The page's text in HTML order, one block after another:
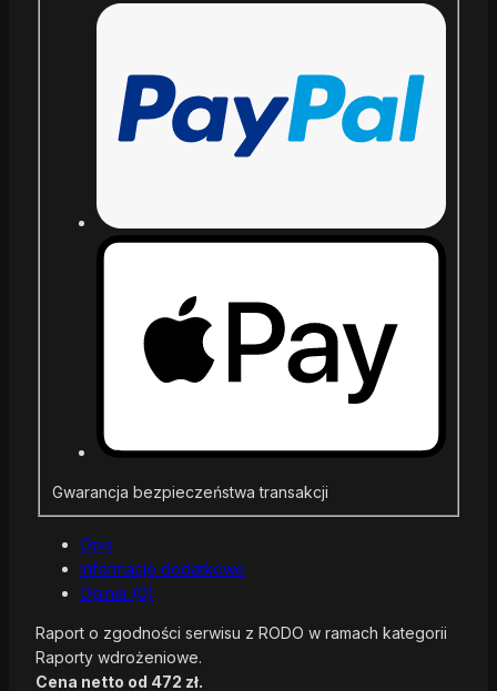
Gwarancja bezpieczeństwa transakcji
Opis
Informacje dodatkowe
Opinie (0)
Raport o zgodności serwisu z RODO w ramach kategorii
Raporty wdrożeniowe.
Cena netto od 472 zł.